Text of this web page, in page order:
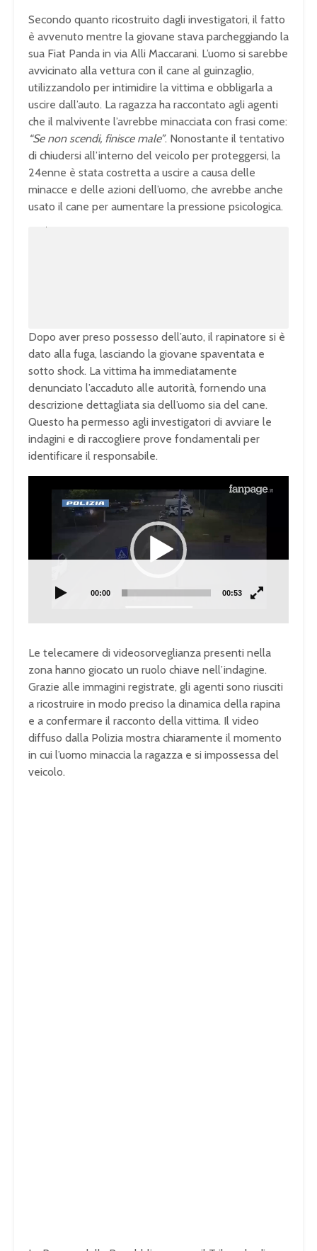
Secondo quanto ricostruito dagli investigatori, il fatto
è avvenuto mentre la giovane stava parcheggiando la
sua Fiat Panda in via Alli Maccarani. L’uomo si sarebbe
avvicinato alla vettura con il cane al guinzaglio,
utilizzandolo per intimidire la vittima e obbligarla a
uscire dall’auto. La ragazza ha raccontato agli agenti
che il malvivente l’avrebbe minacciata con frasi come:
“Se non scendi, finisce male”. Nonostante il tentativo
di chiudersi all’interno del veicolo per proteggersi, la
24enne è stata costretta a uscire a causa delle
minacce e delle azioni dell’uomo, che avrebbe anche
usato il cane per aumentare la pressione psicologica.
Dopo aver preso possesso dell’auto, il rapinatore si è
dato alla fuga, lasciando la giovane spaventata e
sotto shock. La vittima ha immediatamente
denunciato l’accaduto alle autorità, fornendo una
descrizione dettagliata sia dell’uomo sia del cane.
Questo ha permesso agli investigatori di avviare le
indagini e di raccogliere prove fondamentali per
identificare il responsabile.
00:00 00:53
Le telecamere di videosorveglianza presenti nella
zona hanno giocato un ruolo chiave nell’indagine.
Grazie alle immagini registrate, gli agenti sono riusciti
a ricostruire in modo preciso la dinamica della rapina
e a confermare il racconto della vittima. Il video
diffuso dalla Polizia mostra chiaramente il momento
in cui l’uomo minaccia la ragazza e si impossessa del
veicolo.